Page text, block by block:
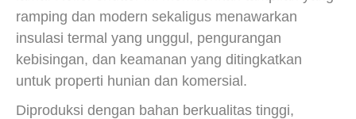
ramping dan modern sekaligus menawarkan
insulasi termal yang unggul, pengurangan
kebisingan, dan keamanan yang ditingkatkan
untuk properti hunian dan komersial.
Diproduksi dengan bahan berkualitas tinggi,